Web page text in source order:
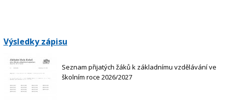
Výsledky zápisu
Seznam přijatých žáků k základnímu vzdělávání ve
školním roce 2026/2027